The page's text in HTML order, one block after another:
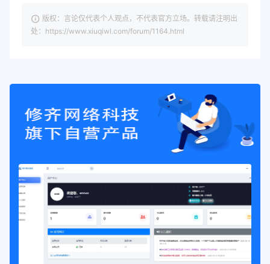
版权：言论仅代表个人观点，不代表官方立场。转载请注明出
处：https://www.xiuqiwl.com/forum/1164.html